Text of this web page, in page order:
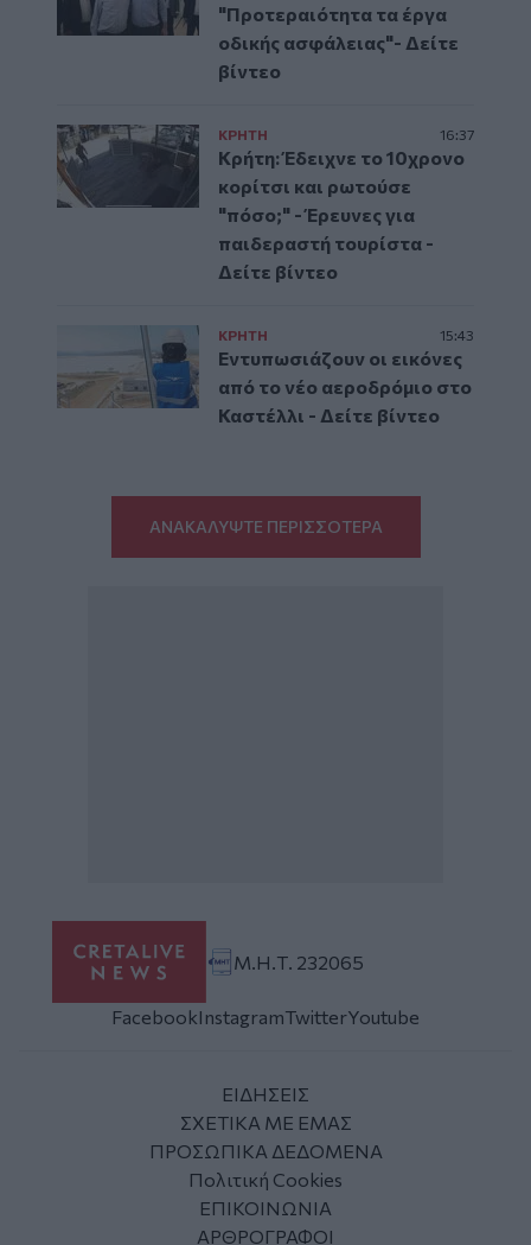
"Προτεραιότητα τα έργα
οδικής ασφάλειας"- Δείτε
βίντεο
ΚΡΗΤΗ 16:37
Κρήτη: Έδειχνε το 10χρονο
κορίτσι και ρωτούσε
"πόσο;" - Έρευνες για
παιδεραστή τουρίστα -
Δείτε βίντεο
ΚΡΗΤΗ 15:43
Εντυπωσιάζουν οι εικόνες
από το νέο αεροδρόμιο στο
Καστέλλι - Δείτε βίντεο
ΑΝΑΚΑΛΥΨΤΕ ΠΕΡΙΣΣΟΤΕΡΑ
Μ.Η.Τ. 232065
FacebookInstagramTwitterYoutube
ΕΙΔΗΣΕΙΣ
ΣΧΕΤΙΚΑ ΜΕ ΕΜΑΣ
ΠΡΟΣΩΠΙΚΑ ΔΕΔΟΜΕΝΑ
Πολιτική Cookies
ΕΠΙΚΟΙΝΩΝΙΑ
ΑΡΘΡΟΓΡΑΦΟΙ